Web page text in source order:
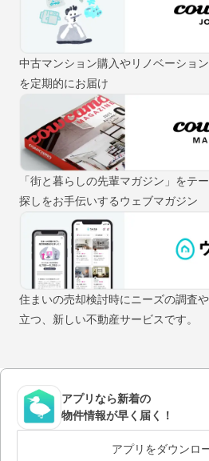
中古マンション購入やリノベーショ
を定期的にお届け
「街と暮らしの先輩マガジン」をテ
探しをお手伝いするウェブマガジン
住まいの売却検討時にニーズの調査
立つ、新しい不動産サービスです。
アプリなら新着の
物件情報が早く届く！
アプリをダウンロ